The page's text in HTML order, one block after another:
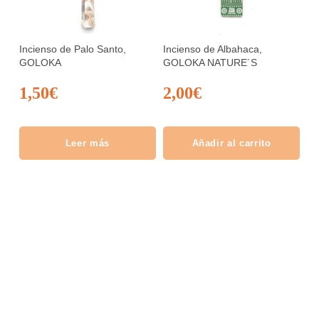
Incienso de Palo Santo,
GOLOKA
1,50€
Leer más
Incienso de Albahaca,
GOLOKA NATURE´S
2,00€
Añadir al carrito